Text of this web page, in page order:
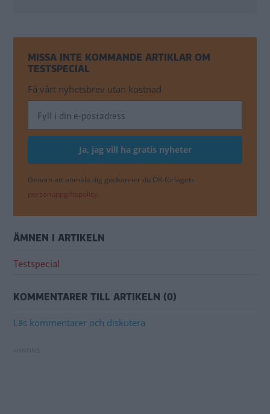
MISSA INTE KOMMANDE ARTIKLAR OM
TESTSPECIAL
Få vårt nyhetsbrev utan kostnad
Genom att anmäla dig godkänner du OK-förlagets
personuppgiftspolicy.
ÄMNEN I ARTIKELN
Testspecial
KOMMENTARER TILL ARTIKELN (0)
Läs kommentarer och diskutera